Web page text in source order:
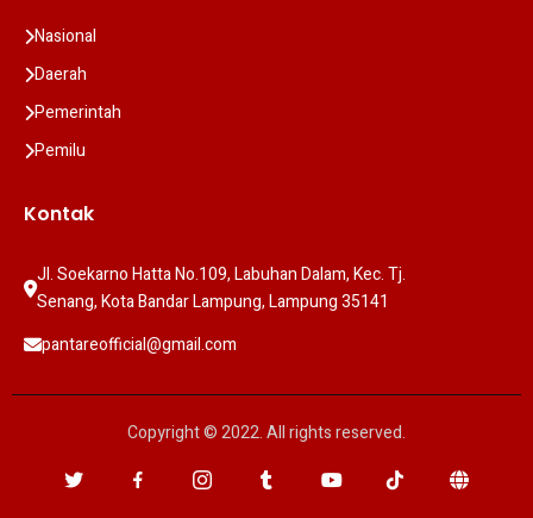
Nasional
Daerah
Pemerintah
Pemilu
Kontak
Jl. Soekarno Hatta No.109, Labuhan Dalam, Kec. Tj.
Senang, Kota Bandar Lampung, Lampung 35141
pantareofficial@gmail.com
Copyright © 2022. All rights reserved.